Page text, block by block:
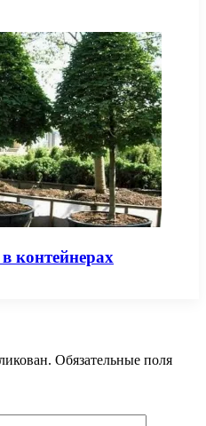
контейнерах
Обязательные поля